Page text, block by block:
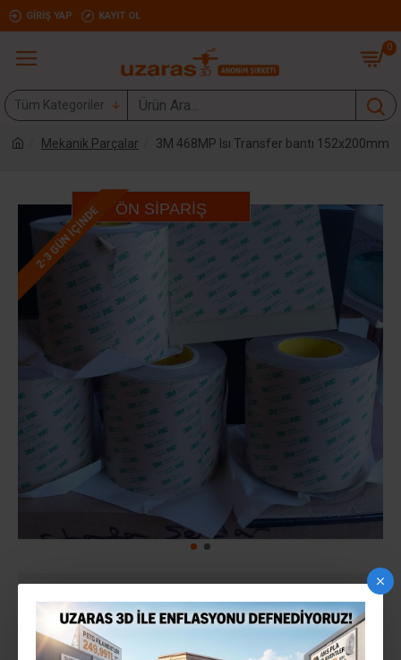
GIRIŞ YAP KAYIT OL
0
Tüm Kategoriler
Mekanik Parçalar 3M 468MP Isı Transfer bantı 152x200mm
ÖN SIPARIŞ
2-3 GÜN IÇINDE
3M 468MP ISI TRANSFER BANTI 152X200MM
STOK: 2-3 gün içinde